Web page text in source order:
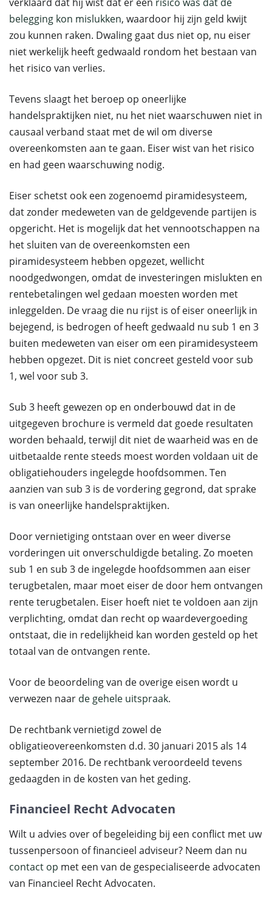
belegging kon mislukken, waardoor hij zijn geld kwijt
zou kunnen raken. Dwaling gaat dus niet op, nu eiser
niet werkelijk heeft gedwaald rondom het bestaan van
het risico van verlies.
Tevens slaagt het beroep op oneerlijke
handelspraktijken niet, nu het niet waarschuwen niet in
causaal verband staat met de wil om diverse
overeenkomsten aan te gaan. Eiser wist van het risico
en had geen waarschuwing nodig.
Eiser schetst ook een zogenoemd piramidesysteem,
dat zonder medeweten van de geldgevende partijen is
opgericht. Het is mogelijk dat het vennootschappen na
het sluiten van de overeenkomsten een
piramidesysteem hebben opgezet, wellicht
noodgedwongen, omdat de investeringen mislukten en
rentebetalingen wel gedaan moesten worden met
inleggelden. De vraag die nu rijst is of eiser oneerlijk in
bejegend, is bedrogen of heeft gedwaald nu sub 1 en 3
buiten medeweten van eiser om een piramidesysteem
hebben opgezet. Dit is niet concreet gesteld voor sub
1, wel voor sub 3.
Sub 3 heeft gewezen op en onderbouwd dat in de
uitgegeven brochure is vermeld dat goede resultaten
worden behaald, terwijl dit niet de waarheid was en de
uitbetaalde rente steeds moest worden voldaan uit de
obligatiehouders ingelegde hoofdsommen. Ten
aanzien van sub 3 is de vordering gegrond, dat sprake
is van oneerlijke handelspraktijken.
Door vernietiging ontstaan over en weer diverse
vorderingen uit onverschuldigde betaling. Zo moeten
sub 1 en sub 3 de ingelegde hoofdsommen aan eiser
terugbetalen, maar moet eiser de door hem ontvangen
rente terugbetalen. Eiser hoeft niet te voldoen aan zijn
verplichting, omdat dan recht op waardevergoeding
ontstaat, die in redelijkheid kan worden gesteld op het
totaal van de ontvangen rente.
Voor de beoordeling van de overige eisen wordt u
verwezen naar de gehele uitspraak.
De rechtbank vernietigd zowel de
obligatieovereenkomsten d.d. 30 januari 2015 als 14
september 2016. De rechtbank veroordeeld tevens
gedaagden in de kosten van het geding.
Financieel Recht Advocaten
Wilt u advies over of begeleiding bij een conflict met uw
tussenpersoon of financieel adviseur? Neem dan nu
contact op met een van de gespecialiseerde advocaten
van Financieel Recht Advocaten.